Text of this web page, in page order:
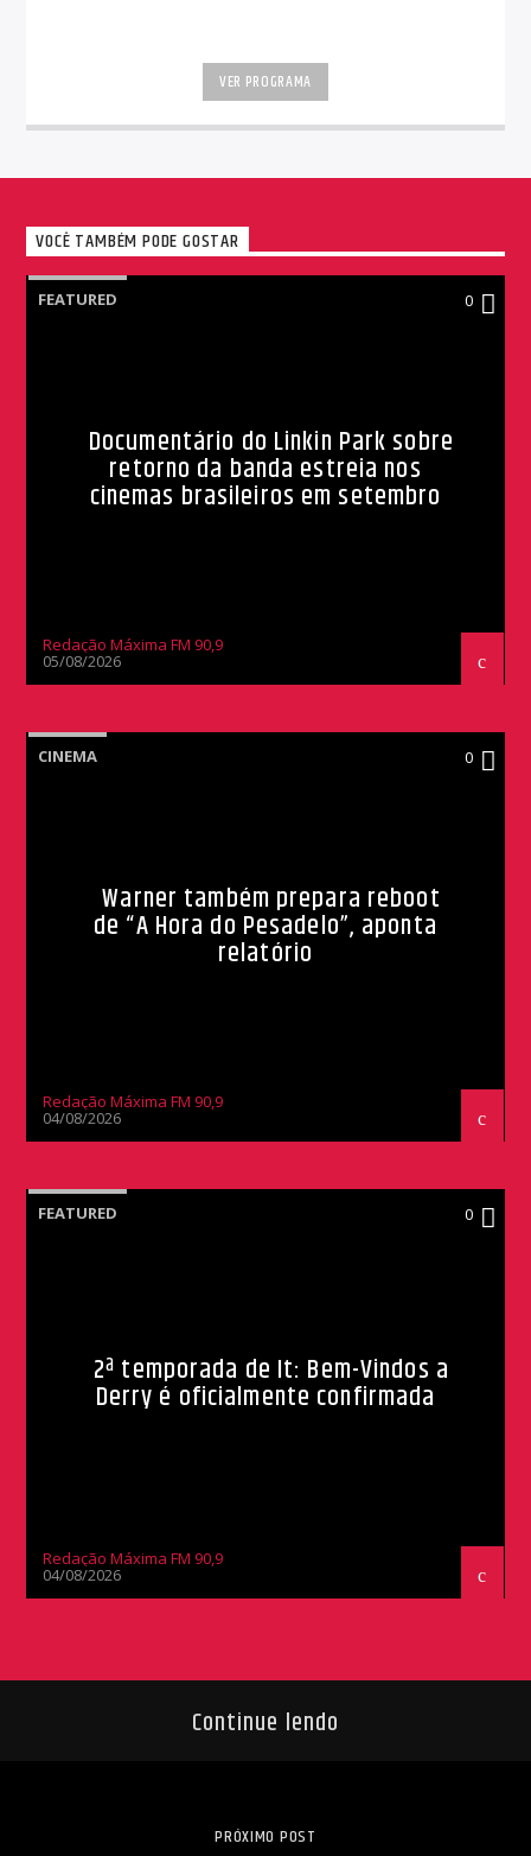
VER PROGRAMA
VOCÊ TAMBÉM PODE GOSTAR
FEATURED 0
Documentário do Linkin Park sobre
retorno da banda estreia nos
cinemas brasileiros em setembro
Redação Máxima FM 90,9
05/08/2026
CINEMA 0
Warner também prepara reboot
de “A Hora do Pesadelo”, aponta
relatório
Redação Máxima FM 90,9
04/08/2026
FEATURED 0
2ª temporada de It: Bem-Vindos a
Derry é oficialmente confirmada
Redação Máxima FM 90,9
04/08/2026
Continue lendo
PRÓXIMO POST